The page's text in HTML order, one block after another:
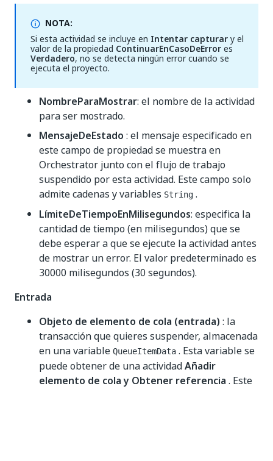
NOTA:
Si esta actividad se incluye en Intentar capturary el
valor de la propiedad ContinuarEnCasoDeErrores
Verdadero, no se detecta ningún error cuando se
ejecuta el proyecto.
NombreParaMostrar: el nombre de la actividad
para ser mostrado.
MensajeDeEstado : el mensaje especificado en
este campo de propiedad se muestra en
Orchestrator junto con el flujo de trabajo
suspendido por esta actividad. Este campo solo
admite cadenas y variables String .
LímiteDeTiempoEnMilisegundos: especifica la
cantidad de tiempo (en milisegundos) que se
debe esperar a que se ejecute la actividad antes
de mostrar un error. El valor predeterminado es
30000 milisegundos (30 segundos).
Entrada
Objeto de elemento de cola (entrada) : la
transacción que quieres suspender, almacenada
en una variable QueueItemData . Esta variable se
puede obtener de una actividadAñadir
elemento de cola y Obtener referencia . Este